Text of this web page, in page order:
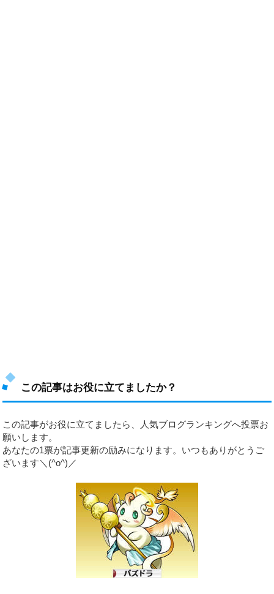
この記事はお役に立てましたか？
この記事がお役に立てましたら、人気ブログランキングへ投票お
願いします。
あなたの1票が記事更新の励みになります。いつもありがとうご
ざいます＼(^o^)／